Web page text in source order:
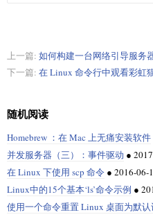
上一篇: 如何构建一台网络引导服务
下一篇: 在 Linux 命令行中观看彩虹
随机阅读
Homebrew ：在 Mac 上无痛安装软件
并发服务器（三）：事件驱动 ●
在 Linux 下使用 scp 命令 ● 2016-06-
Linux中的15个基本‘ls’命令示例 ●
使用一个命令重置 Linux 桌面为默